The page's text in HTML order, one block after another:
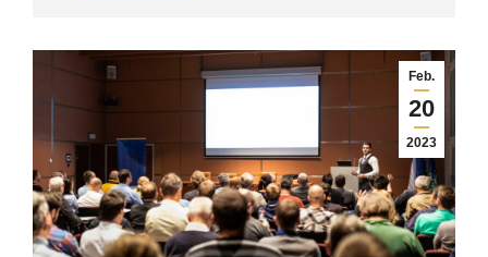
Feb.
20
2023